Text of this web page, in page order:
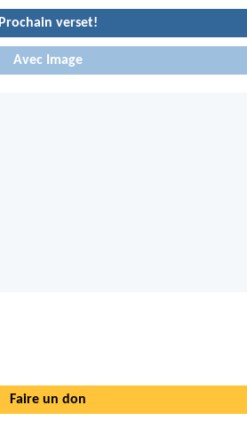
Prochain verset!
Avec Image
Faire un don